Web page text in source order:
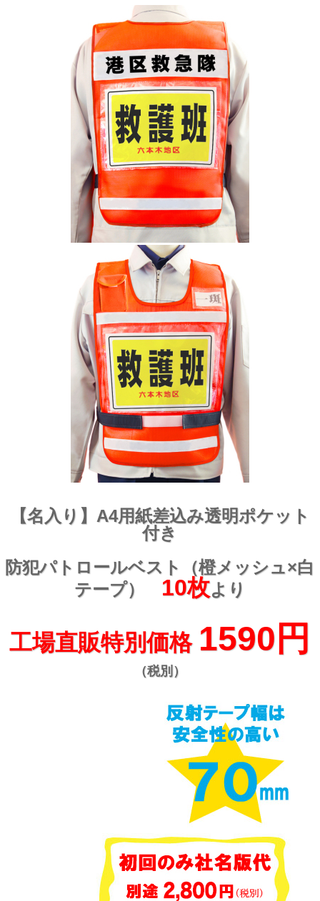
【名入り】A4用紙差込み透明ポケット
付き
防犯パトロールベスト（橙メッシュ×白
テープ） 10枚より
工場直販特別価格 1590円
（税別）